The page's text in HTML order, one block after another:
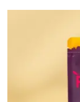
100 % Bio – 0
oder künstliche
Reine
Bananen
Süße mit. Wir